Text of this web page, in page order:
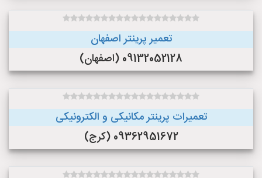
تعمیر پرینتر اصفهان
09132052128 (اصفهان)
تعمیرات پرینتر مکانیکی و الکترونیکی
09362951672 (کرج)